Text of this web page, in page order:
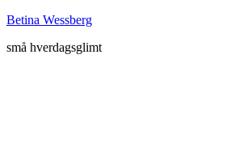
Betina Wessberg
små hverdagsglimt